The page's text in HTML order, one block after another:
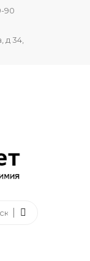
90
д 34,